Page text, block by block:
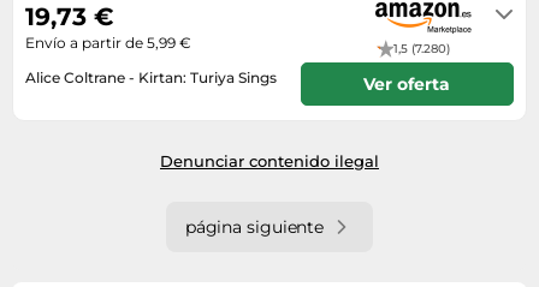
Alice Coltrane - Kirtan: Turiya Sings
1,5 (7.280)
19,73 €
Envío a partir de 5,99 €
Ver oferta
página siguiente
Denunciar contenido ilegal